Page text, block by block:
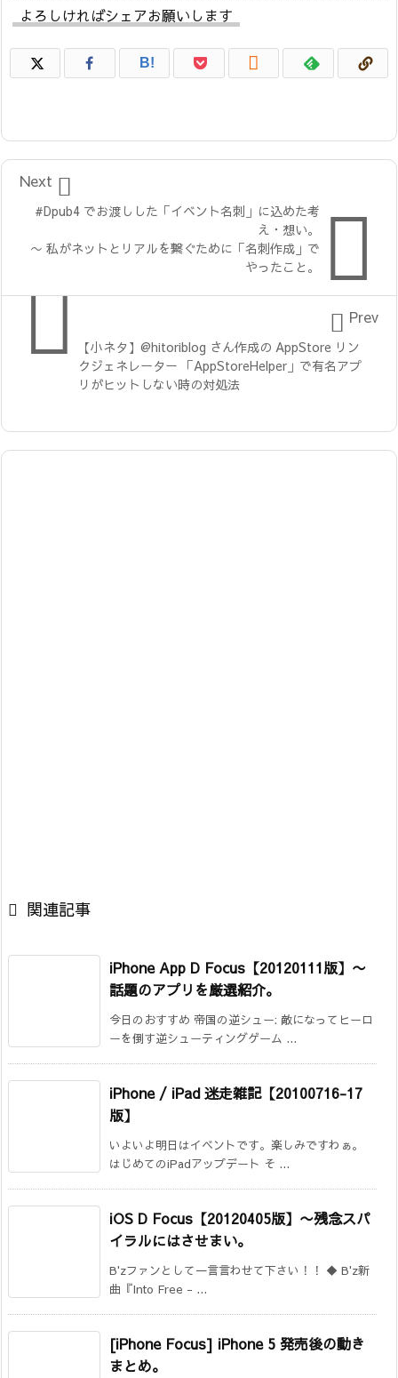
よろしければシェアお願いします
B! 

#Dpub4 でお渡しした「イベント名刺」に込めた考
え・想い。
〜 私がネットとリアルを繋ぐために「名刺作成」で
やったこと。

Next
 【小ネタ】@hitoriblog さん作成の AppStore リン
クジェネレーター 「AppStoreHelper」で有名アプ
リがヒットしない時の対処法
 Prev
 関連記事
iPhone App D Focus【20120111版】〜
話題のアプリを厳選紹介。
今日のおすすめ 帝国の逆シュー: 敵になってヒーロ
ーを倒す逆シューティングゲーム ...
iPhone / iPad 迷走雑記【20100716-17
版】
いよいよ明日はイベントです。楽しみですわぁ。
はじめてのiPadアップデート そ ...
iOS D Focus【20120405版】 〜残念スパ
イラルにはさせまい。
B'zファンとして一言言わせて下さい！！ ◆ B'z新
曲『Into Free - ...
[iPhone Focus] iPhone 5 発売後の動き
まとめ。